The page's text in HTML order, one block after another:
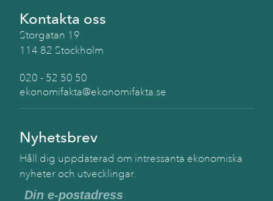
Kontakta oss
Storgatan 19
114 82 Stockholm
020 - 52 50 50
ekonomifakta@ekonomifakta.se
Nyhetsbrev
Håll dig uppdaterad om intressanta ekonomiska
nyheter och utvecklingar.